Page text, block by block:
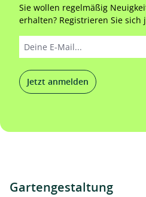
Sie wollen regelmäßig
erhalten? Registrieren Sie sich
Jetzt anmelden
Gartengestaltung